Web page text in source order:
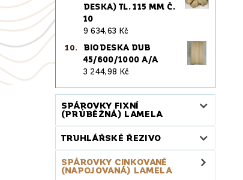
DESKA) TL. 115 MM Č.
10
9 634,63 Kč
BIODESKA DUB
45/600/1000 A/A
3 244,98 Kč
SPÁROVKY FIXNÍ
(PRŮBĚŽNÁ) LAMELA
TRUHLÁŘSKÉ ŘEZIVO
SPÁROVKY CINKOVANÉ
(NAPOJOVANÁ) LAMELA